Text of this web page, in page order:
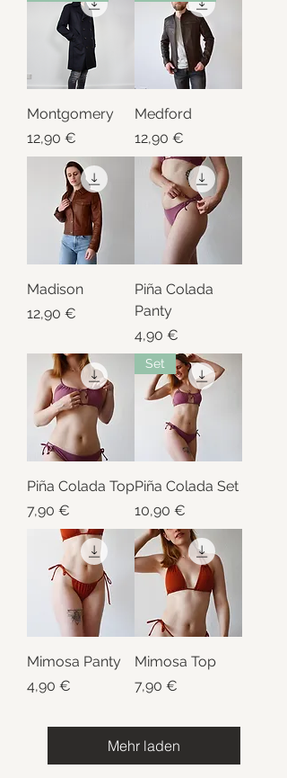
Montgomery
Preis
12,90 €
Medford
Preis
12,90 €
Madison
Preis
12,90 €
Piña Colada
Panty
Preis
4,90 €
Piña Colada Top
Preis
7,90 €
Set
Piña Colada Set
Preis
10,90 €
Mimosa Panty
Preis
4,90 €
Mimosa Top
Preis
7,90 €
Mehr laden